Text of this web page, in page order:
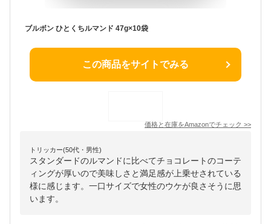
ブルボン ひとくちルマンド 47g×10袋
この商品をサイトでみる
価格と在庫をAmazonでチェック >>
トリッカー(50代・男性)
スタンダードのルマンドに比べてチョコレートのコーテ
ィングが厚いので美味しさと満足感が上乗せされている
様に感じます。一口サイズで女性のウケが良さそうに思
います。